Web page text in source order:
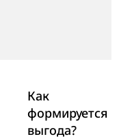
Как
формируется
выгода?